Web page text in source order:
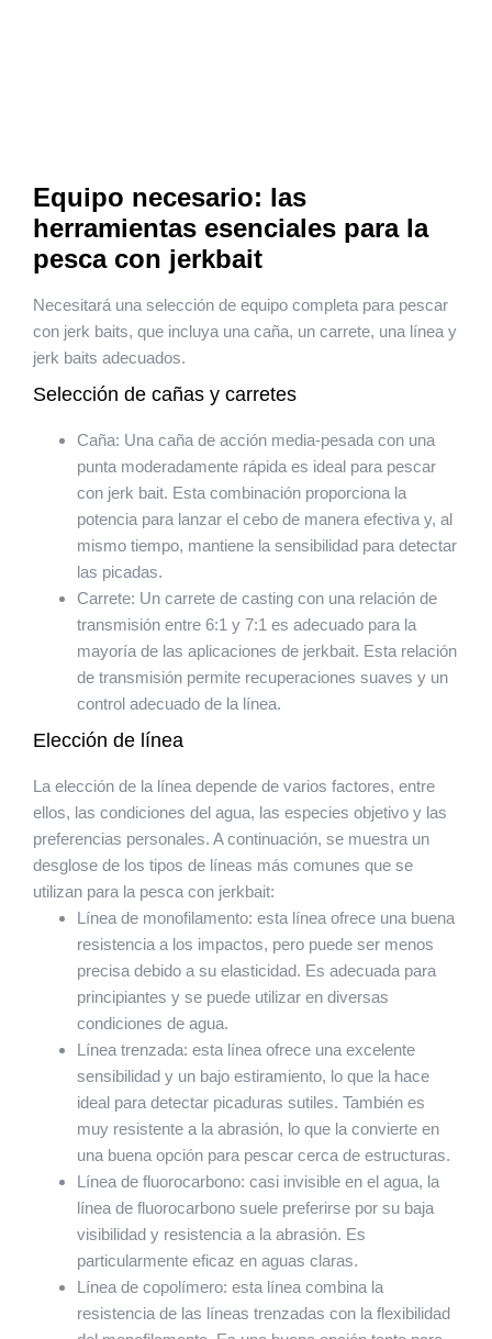
Equipo necesario: las
herramientas esenciales para la
pesca con jerkbait
Necesitará una selección de equipo completa para pescar
con jerk baits, que incluya una caña, un carrete, una línea y
jerk baits adecuados.
Selección de cañas y carretes
Caña: Una caña de acción media-pesada con una
punta moderadamente rápida es ideal para pescar
con jerk bait. Esta combinación proporciona la
potencia para lanzar el cebo de manera efectiva y, al
mismo tiempo, mantiene la sensibilidad para detectar
las picadas.
Carrete: Un carrete de casting con una relación de
transmisión entre 6:1 y 7:1 es adecuado para la
mayoría de las aplicaciones de jerkbait. Esta relación
de transmisión permite recuperaciones suaves y un
control adecuado de la línea.
Elección de línea
La elección de la línea depende de varios factores, entre
ellos, las condiciones del agua, las especies objetivo y las
preferencias personales. A continuación, se muestra un
desglose de los tipos de líneas más comunes que se
utilizan para la pesca con jerkbait:
Línea de monofilamento: esta línea ofrece una buena
resistencia a los impactos, pero puede ser menos
precisa debido a su elasticidad. Es adecuada para
principiantes y se puede utilizar en diversas
condiciones de agua.
Línea trenzada: esta línea ofrece una excelente
sensibilidad y un bajo estiramiento, lo que la hace
ideal para detectar picaduras sutiles. También es
muy resistente a la abrasión, lo que la convierte en
una buena opción para pescar cerca de estructuras.
Línea de fluorocarbono: casi invisible en el agua, la
línea de fluorocarbono suele preferirse por su baja
visibilidad y resistencia a la abrasión. Es
particularmente eficaz en aguas claras.
Línea de copolímero: esta línea combina la
resistencia de las líneas trenzadas con la flexibilidad